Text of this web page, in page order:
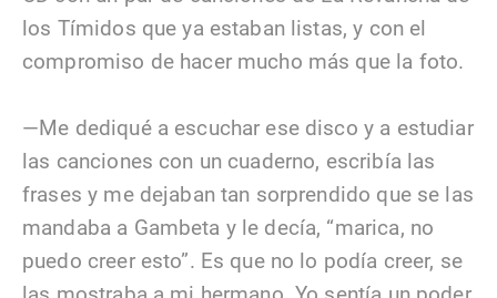
los Tímidos que ya estaban listas, y con el
compromiso de hacer mucho más que la foto.
—Me dediqué a escuchar ese disco y a estudiar
las canciones con un cuaderno, escribía las
frases y me dejaban tan sorprendido que se las
mandaba a Gambeta y le decía, “marica, no
puedo creer esto”. Es que no lo podía creer, se